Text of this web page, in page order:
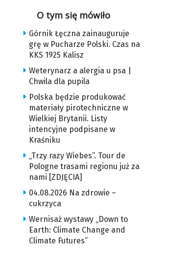
O tym się mówiło
Górnik Łęczna zainauguruje
grę w Pucharze Polski. Czas na
KKS 1925 Kalisz
Weterynarz a alergia u psa |
Chwila dla pupila
Polska będzie produkować
materiały pirotechniczne w
Wielkiej Brytanii. Listy
intencyjne podpisane w
Kraśniku
„Trzy razy Wiebes”. Tour de
Pologne trasami regionu już za
nami [ZDJĘCIA]
04.08.2026 Na zdrowie –
cukrzyca
Wernisaż wystawy „Down to
Earth: Climate Change and
Climate Futures”